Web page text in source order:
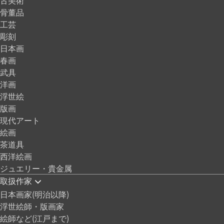
骨董品
工芸
彫刻
日本画
春画
武具
洋画
浮世絵
版画
現代アート
絵画
茶道具
西洋絵画
ジュエリー・貴金属
取扱作家
日本画家(明治以降)
浮世絵師・版画家
絵師など(江戸まで)